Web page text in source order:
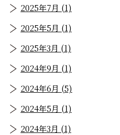
2025年7月 (1)
2025年5月 (1)
2025年3月 (1)
2024年9月 (1)
2024年6月 (5)
2024年5月 (1)
2024年3月 (1)